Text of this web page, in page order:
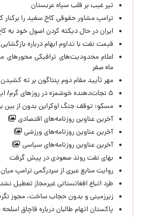
تیر غیب بر قلب سیاه عربستان
ترامپ مشاور حقوقی کاخ سفید را برکنار
ایران در حال دیکته کردن اصول خود به
قیمت نفت با تداوم ابهام درباره
اعلام محدودیت‌های ترافیکی محورهای
ماه صفر
مهر تأیید مقام دوم پنتاگون بر ته
۵ نجات‌دهنده خوشمزه در روزهای گرم/ اینفوگرافی
مسکو: توقف جنگ اوکراین بدون از
آخرین عناوین روزنامه‌های اقتصادی
آخرین عناوین روزنامه‌های ورزشی
آخرین عناوین روزنامه‌های سیاسی
بهای نفت روند صعودی در پیش گرفت
روایت منابع عبری از سردرگمی ترامپ
طرد اتباع افغانستانی غیرمجاز تعطیل
زیرزمینی و بدون حجاب ساخت، مجوز
پاکستان اتهام طالبان درباره قاچاق اسلحه